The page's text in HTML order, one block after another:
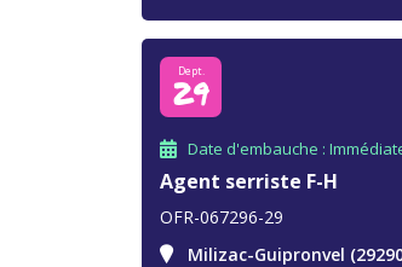
Dept.
29
Date d'embauche :
Agent serriste F-H
OFR-067296-29
Milizac-Guipronvel